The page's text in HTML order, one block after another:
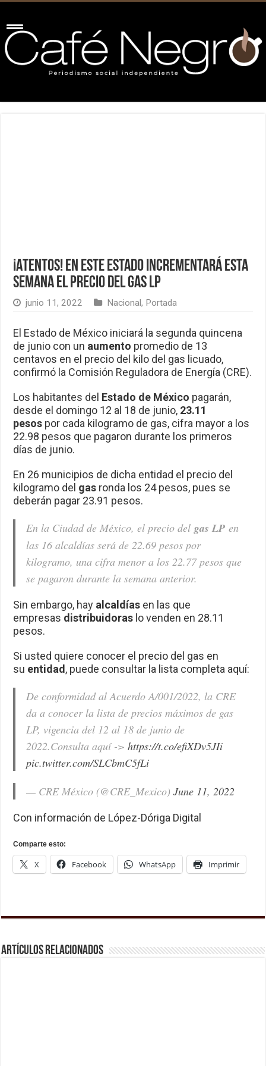
¡Atentos! En este estado incrementará esta
semana el precio del Gas LP
junio 11, 2022 Nacional, Portada
El Estado de México iniciará la segunda quincena
de junio con un aumento promedio de 13
centavos en el precio del kilo del gas licuado,
confirmó la Comisión Reguladora de Energía (CRE).
Los habitantes del Estado de México pagarán,
desde el domingo 12 al 18 de junio, 23.11
pesos por cada kilogramo de gas, cifra mayor a los
22.98 pesos que pagaron durante los primeros
días de junio.
En 26 municipios de dicha entidad el precio del
kilogramo del gas ronda los 24 pesos, pues se
deberán pagar 23.91 pesos.
En la Ciudad de México, el precio delgas LP en
las 16 alcaldías será de 22.69 pesos por
kilogramo, una cifra menor a los 22.77 pesos que
se pagaron durante la semana anterior.
Sin embargo, hay alcaldías en las que
empresas distribuidoras lo venden en 28.11
pesos.
Si usted quiere conocer el precio del gas en
su entidad, puede consultar la lista completa aquí:
De conformidad al Acuerdo A/001/2022, la CRE
da a conocer la lista de precios máximos de gas
LP, vigencia del 12 al 18 de junio de
2022.Consulta aquí ->https://t.co/efiXDv5JIi
pic.twitter.com/SLCbmC5fLi
— CRE México (@CRE_Mexico)June 11, 2022
Con información de López-Dóriga Digital
Comparte esto:
X Facebook WhatsApp Imprimir
Artículos relacionados